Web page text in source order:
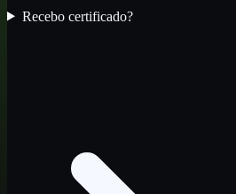
Recebo certificado?